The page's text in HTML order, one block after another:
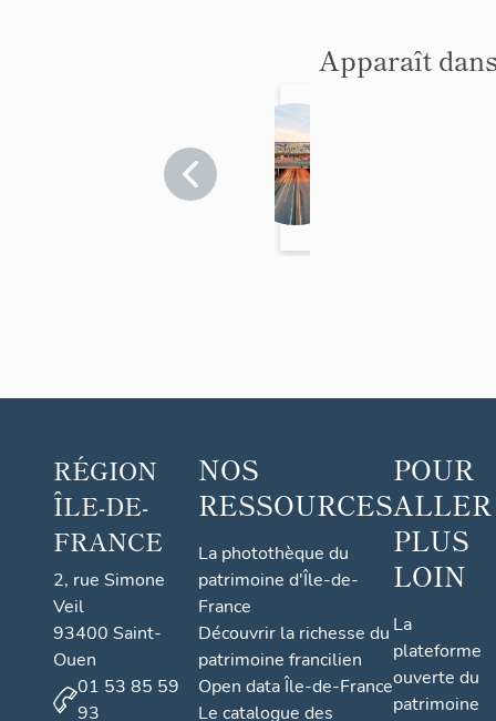
Apparaît
0
1
),
r
l
y
RÉGION
ÎLE-DE-
FRANCE
2, rue Simone
Veil
93400 Saint-
Ouen
01 53 85 59
93
NOS
RESSOURCES
La photothèque du
patrimoine d'Île-de-
France
Découvrir la richesse du
patrimoine francilien
Open data Île-de-France
Le catalogue des
POUR
ALLER
PLUS
LOIN
La
plateforme
ouverte du
patrimoine